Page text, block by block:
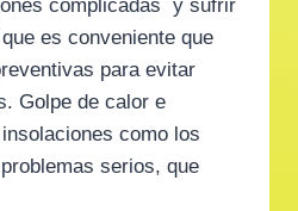
complicadas y sufrir
es conveniente que
para evitar
Golpe de calor e
como los
serios, que